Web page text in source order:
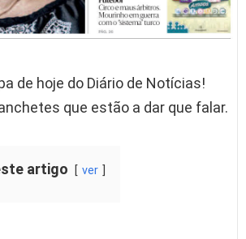
de hoje do Diário de Notícias!
que estão a dar que falar.
artigo ver